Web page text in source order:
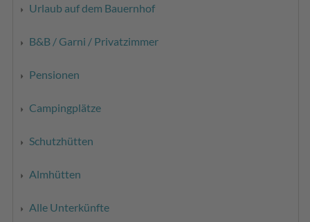
Urlaub auf dem Bauernhof
B&B / Garni / Privatzimmer
Pensionen
Campingplätze
Schutzhütten
Almhütten
Alle Unterkünfte